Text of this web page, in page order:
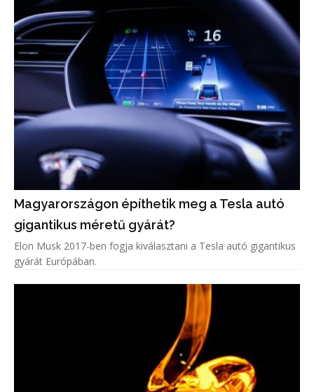
Magyarországon építhetik meg a Tesla autó
gigantikus méretű gyárát?
Elon Musk 2017-ben fogja kiválasztani a Tesla autó gigantikus
gyárát Európában.